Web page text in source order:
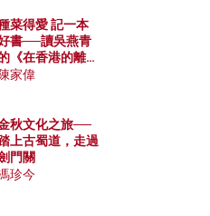
菜得愛 記一本
書──讀吳燕青
《在香港的離島
菜》
家偉
秋文化之旅──
上古蜀道，走過
門關
珍今